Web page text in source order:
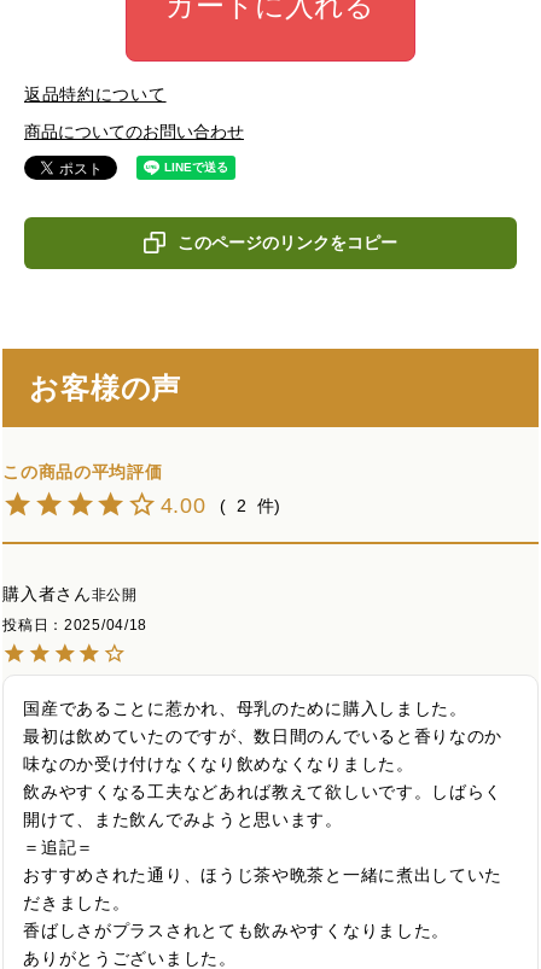
返品特約について
商品についてのお問い合わせ
このページのリンクをコピー
お客様の声
4.00 2
購入者
非公開
投稿日
2025/04/18
国産であることに惹かれ、母乳のために購入しました。
最初は飲めていたのですが、数日間のんでいると香りなのか
味なのか受け付けなくなり飲めなくなりました。
飲みやすくなる工夫などあれば教えて欲しいです。しばらく
開けて、また飲んでみようと思います。
＝追記＝
おすすめされた通り、ほうじ茶や晩茶と一緒に煮出していた
だきました。
香ばしさがプラスされとても飲みやすくなりました。
ありがとうございました。